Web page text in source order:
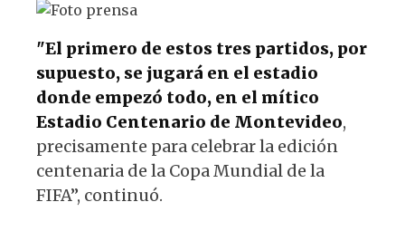
"El primero de estos tres partidos, por
supuesto, se jugará en el estadio
donde empezó todo, en el mítico
Estadio Centenario de Montevideo,
precisamente para celebrar la edición
centenaria de la Copa Mundial de la
FIFA”, continuó.